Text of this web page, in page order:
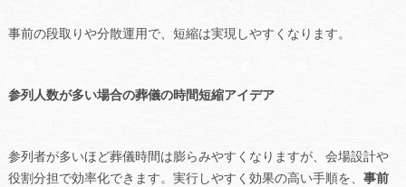
事前の段取りや分散運用で、短縮は実現しやすくなります。
参列人数が多い場合の葬儀の時間短縮アイデア
参列者が多いほど葬儀時間は膨らみやすくなりますが、会場設計や
役割分担で効率化できます。実行しやすく効果の高い手順を、 事前